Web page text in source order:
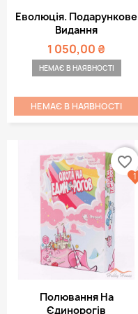
Еволюція. Подарункове
Видання
1 050,00 ₴
НЕМАЄ В НАЯВНОСТІ
НЕМАЄ В НАЯВНОСТІ
Полювання На
Єдинорогів
favorite_border
1